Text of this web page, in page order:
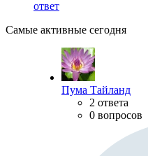
ответ
Самые активные сегодня
Пума Тайланд
2 ответа
0 вопросов